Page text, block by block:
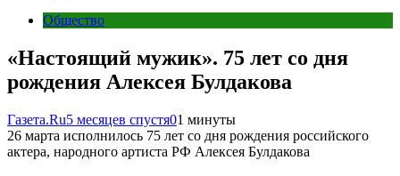
Общество
«Настоящий мужик». 75 лет со дня
рождения Алексея Булдакова
Газета.Ru5 месяцев спустя01 минуты
26 марта исполнилось 75 лет со дня рождения российского
актера, народного артиста РФ Алексея Булдакова